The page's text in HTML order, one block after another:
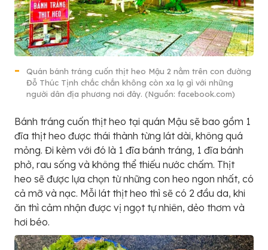
Quán bánh tráng cuốn thịt heo Mậu 2 nằm trên con đường
Đỗ Thúc Tịnh chắc chắn không còn xa lạ gì với những
người dân địa phương nơi đây. (Nguồn: facebook.com)
Bánh tráng cuốn thịt heo tại quán Mậu sẽ bao gồm 1
đĩa thịt heo được thái thành từng lát dài, không quá
mỏng. Đi kèm với đó là 1 đĩa bánh tráng, 1 đĩa bánh
phở, rau sống và không thể thiếu nước chấm. Thịt
heo sẽ được lựa chọn từ những con heo ngon nhất, có
cả mỡ và nạc. Mỗi lát thịt heo thì sẽ có 2 đầu da, khi
ăn thì cảm nhận được vị ngọt tự nhiên, dẻo thơm và
hơi béo.